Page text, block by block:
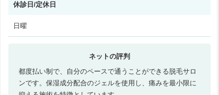
休診日/定休日
日曜
都度払い制で、自分のペースで通うことができる脱毛サロ
ンです。保湿成分配合のジェルを使用し、痛みを最小限に